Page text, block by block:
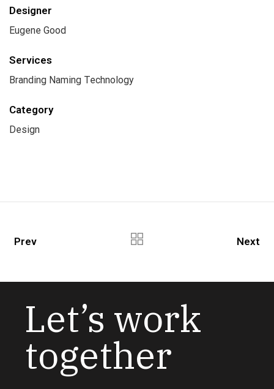
Designer
Eugene Good
Services
Branding Naming Technology
Category
Design
Prev Next
Let’s work
together